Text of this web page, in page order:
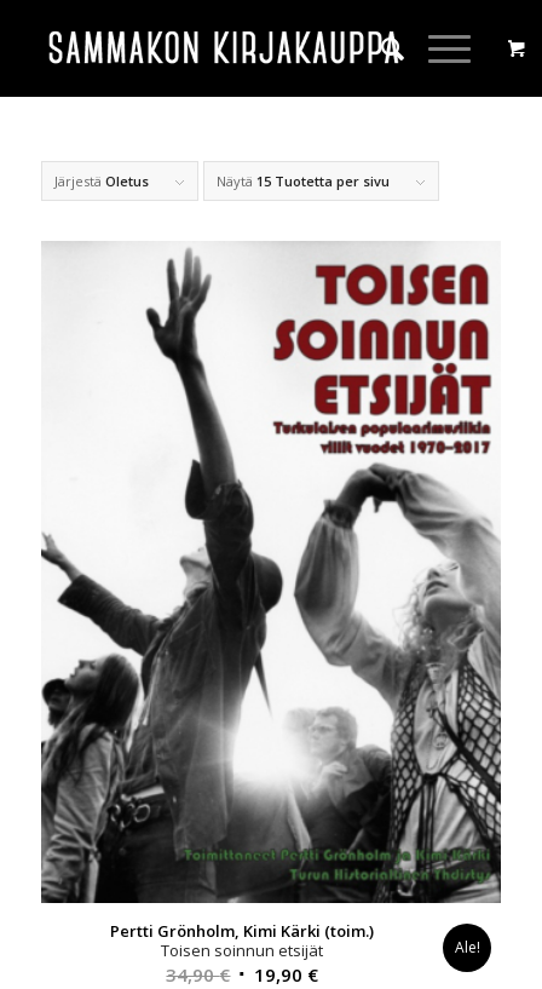
Järjestä Oletus Näytä 15 Tuotetta per sivu
Pertti Grönholm, Kimi Kärki (toim.)
Toisen soinnun etsijät
34,90€ Alkuperäinen
19,90 €Nykyinen
Ale!